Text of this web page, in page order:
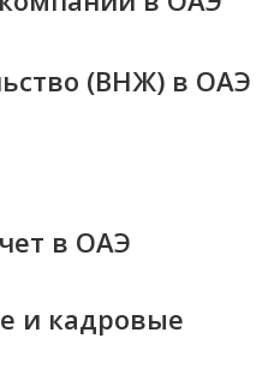
(ВНЖ) в ОАЭ
в ОАЭ
и кадровые